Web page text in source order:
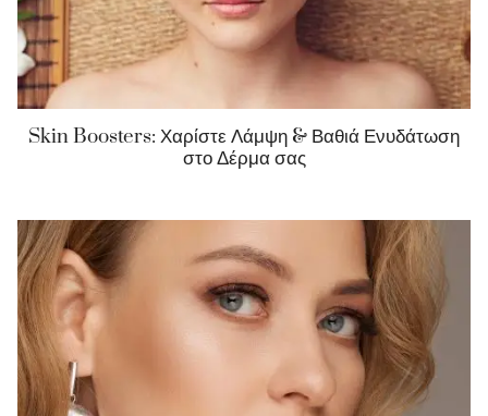
Skin Boosters: Χαρίστε Λάμψη & Βαθιά Ενυδάτωση
στο Δέρμα σας